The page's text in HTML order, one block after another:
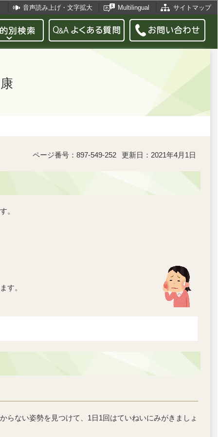
音声読み上げ・文字拡大 Multilingual サイトマップ
ページ番号：897-549-252 更新日：2021年4月1日
。
す。
ない姿勢を見つけて、1日1回はていねいにみがきましょ